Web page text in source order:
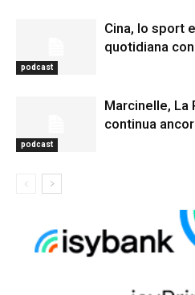
podcast
Cina, lo sport
quotidiana
podcast
Marcinelle, La
continua